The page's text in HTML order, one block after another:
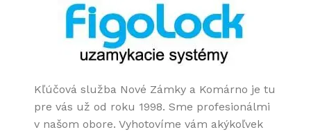
Kľúčová služba Nové Zámky a Komárno je tu
pre vás už od roku 1998. Sme profesionálmi
v našom obore. Vyhotovíme vám akýkoľvek